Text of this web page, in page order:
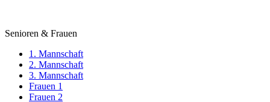
Senioren & Frauen
1. Mannschaft
2. Mannschaft
3. Mannschaft
Frauen 1
Frauen 2